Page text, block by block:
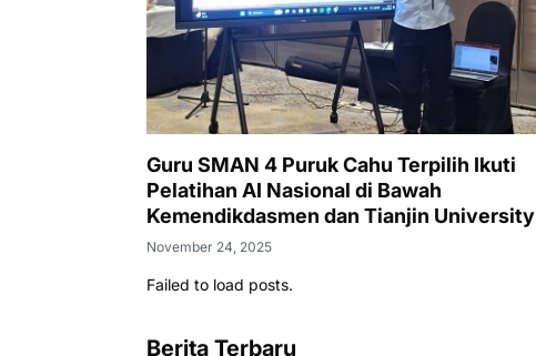
Guru SMAN 4 Puruk Cahu Terpilih Ikuti
Pelatihan AI Nasional di Bawah
Kemendikdasmen dan Tianjin University
November 24, 2025
Failed to load posts.
Berita Terbaru